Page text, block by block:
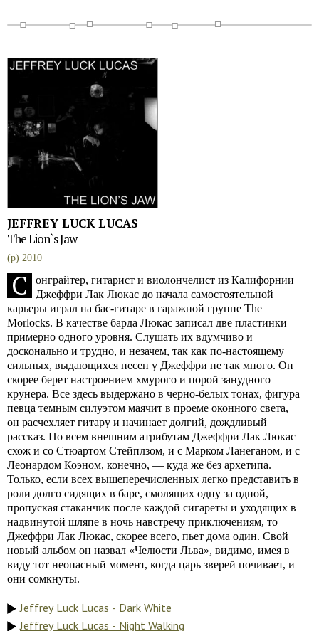
JEFFREY LUCK LUCAS
The Lion`s Jaw
(p) 2010
C
онграйтер, гитарист и виолончелист из Калифорнии
Джеффри Лак Люкас до начала самостоятельной
карьеры играл на бас-гитаре в гаражной группе The
Morlocks. В качестве барда Люкас записал две пластинки
примерно одного уровня. Слушать их вдумчиво и
досконально и трудно, и незачем, так как по-настоящему
сильных, выдающихся песен у Джеффри не так много. Он
скорее берет настроением хмурого и порой занудного
крунера. Все здесь выдержано в черно-белых тонах, фигура
певца темным силуэтом маячит в проеме оконного света,
он расчехляет гитару и начинает долгий, дождливый
рассказ. По всем внешним атрибутам Джеффри Лак Люкас
схож и со Стюартом Стейплзом, и с Марком Ланеганом, и с
Леонардом Коэном, конечно, — куда же без архетипа.
Только, если всех вышеперечисленных легко представить в
роли долго сидящих в баре, смолящих одну за одной,
пропуская стаканчик после каждой сигареты и уходящих в
надвинутой шляпе в ночь навстречу приключениям, то
Джеффри Лак Люкас, скорее всего, пьет дома один. Свой
новый альбом он назвал «Челюсти Льва», видимо, имея в
виду тот неопасный момент, когда царь зверей почивает, и
они сомкнуты.
Jeffrey Luck Lucas - Dark White
Jeffrey Luck Lucas - Night Walking